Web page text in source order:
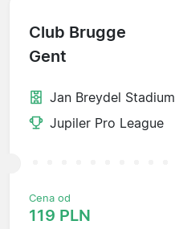
Club Brugge
Gent
Jan Breydel Stadium
Jupiler Pro League
Cena od
119 PLN